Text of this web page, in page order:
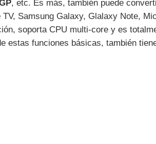
, etc. Es más, también puede
Samsung Galaxy, Glalaxy Note,
soporta CPU multi-core y es
estas funciones básicas, también